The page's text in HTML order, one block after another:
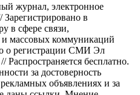
журнал, электронное
в
в сфере связи,
массовых коммуникаций
о регистрации СМИ Эл
бесплатно.
за достоверность
объявлениях и за